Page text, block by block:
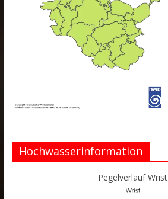
Hochwasserinformation
Pegelverlauf Wrist